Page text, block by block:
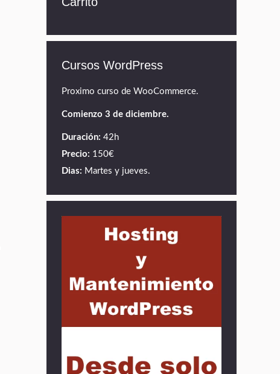
Cursos WordPress
Proximo curso de WooCommerce.
Comienzo 3 de diciembre.
Duración: 42h
Precio: 150€
Dias: Martes y jueves.